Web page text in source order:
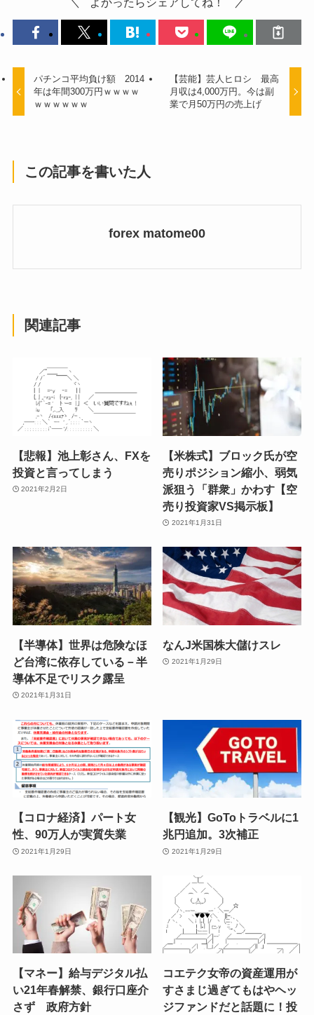
パチンコ平均負け額 2014
年は年間300万円ｗｗｗｗ
ｗｗｗｗｗｗ
【芸能】芸人ヒロシ 最高
月収は4,000万円。今は副
業で月50万円の売上げ
この記事を書いた人
forex matome00
関連記事
【悲報】池上彰さん、FXを
投資と言ってしまう
2021年2月2日
【米株式】ブロック氏が空
売りポジション縮小、弱気
派狙う「群衆」かわす【空
売り投資家VS掲示板】
2021年1月31日
【半導体】世界は危険なほ
ど台湾に依存している－半
導体不足でリスク露呈
2021年1月31日
なんJ米国株大儲けスレ
2021年1月29日
【コロナ経済】パート女
性、90万人が実質失業
2021年1月29日
【観光】GoToトラベルに1
兆円追加。3次補正
2021年1月29日
【マネー】給与デジタル払
い21年春解禁、銀行口座介
さず 政府方針
コエテク女帝の資産運用が
すさまじ過ぎてもはやヘッ
ジファンドだと話題に！投